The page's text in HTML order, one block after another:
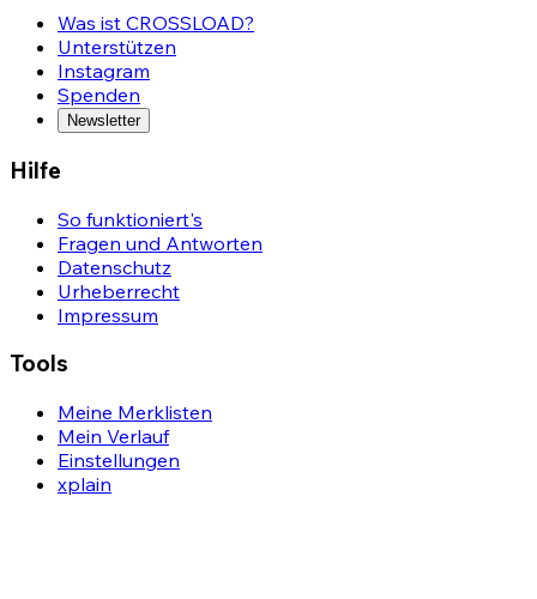
Was ist CROSSLOAD?
Unterstützen
Instagram
Spenden
Newsletter
Hilfe
So funktioniert's
Fragen und Antworten
Datenschutz
Urheberrecht
Impressum
Tools
Meine Merklisten
Mein Verlauf
Einstellungen
xplain